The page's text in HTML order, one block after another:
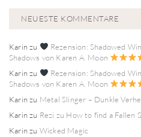
NEUESTE KOMMENTARE
Karinzu
Rezension: Shadowed
Shadows von Karen A. Moon
Karinzu
Rezension: Shadowed
Shadows von Karen A. Moon
Karinzu Metal Slinger – Dunkle
Karinzu Rezi zu How to find a Fallen
Karinzu Wicked Magic